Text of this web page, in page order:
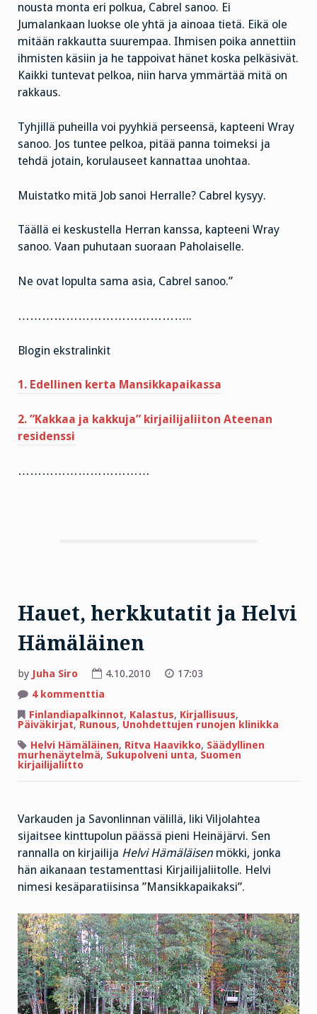
nousta monta eri polkua, Cabrel sanoo. Ei
Jumalankaan luokse ole yhtä ja ainoaa tietä. Eikä ole
mitään rakkautta suurempaa. Ihmisen poika annettiin
ihmisten käsiin ja he tappoivat hänet koska pelkäsivät.
Kaikki tuntevat pelkoa, niin harva ymmärtää mitä on
rakkaus.
Tyhjillä puheilla voi pyyhkiä perseensä, kapteeni Wray
sanoo. Jos tuntee pelkoa, pitää panna toimeksi ja
tehdä jotain, korulauseet kannattaa unohtaa.
Muistatko mitä Job sanoi Herralle? Cabrel kysyy.
Täällä ei keskustella Herran kanssa, kapteeni Wray
sanoo. Vaan puhutaan suoraan Paholaiselle.
Ne ovat lopulta sama asia, Cabrel sanoo.”
……………………………………..
Blogin ekstralinkit
1. Edellinen kerta Mansikkapaikassa
2. ”Kakkaa ja kakkuja” kirjailijaliiton Ateenan
residenssi
……………………………
Hauet, herkkutatit ja Helvi
Hämäläinen
by Juha Siro 4.10.2010
17:03
4 kommenttia
herkkutatit
ja
Helvi
Hämäläinen
Finlandiapalkinnot, Kalastus, Kirjallisuus,
Päiväkirjat,Runous, Unohdettujen runojen klinikka
Helvi Hämäläinen, Ritva Haavikko, Säädyllinen
murhenäytelmä, Sukupolveni unta, Suomen
kirjailijaliitto
Varkauden ja Savonlinnan välillä, liki Viljolahtea
sijaitsee kinttupolun päässä pieni Heinäjärvi. Sen
rannalla on kirjailija Helvi Hämäläisen mökki, jonka
hän aikanaan testamenttasi Kirjailijaliitolle. Helvi
nimesi kesäparatiisinsa ”Mansikkapaikaksi”.